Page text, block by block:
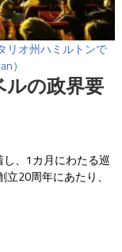
リオ州ハミルトンで
）
の政界要
、1カ月にわたる巡
20周年にあたり、